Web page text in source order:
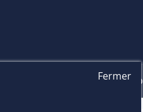
THALASSO
Fermer